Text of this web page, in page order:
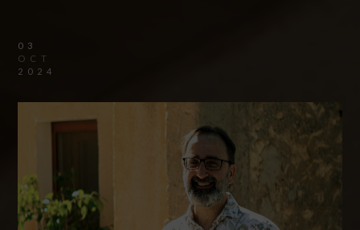
03
OCT
2024